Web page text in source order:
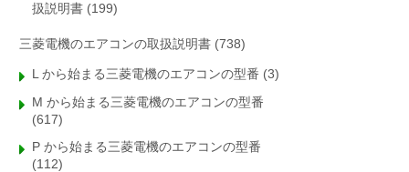
扱説明書 (199)
三菱電機のエアコンの取扱説明書 (738)
L から始まる三菱電機のエアコンの型番 (3)
M から始まる三菱電機のエアコンの型番
(617)
P から始まる三菱電機のエアコンの型番
(112)